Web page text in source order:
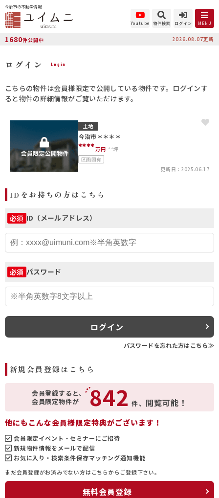
今治市の不動産情報
Youtube 物件検索 ログイン MENU
1680件公開中 2026.08.07更新
ログイン Login
こちらの物件は会員様限定で公開している物件です。ログインす
ると物件の詳細情報がご覧いただけます。
土地
今治市＊＊＊＊
****万円 **坪
区画図有
更新日：2025.06.17
IDをお持ちの方はこちら
必須 ID（メールアドレス）
必須 パスワード
ログイン
パスワードを忘れた方はこちら≫
新規会員登録はこちら
会員登録すると、
会員限定物件が
842 件、 閲覧可能！
他にもこんな会員様限定特典がございます！
会員限定イベント・セミナーにご招待
新規物件情報をメールで配信
お気に入り・検索条件保存マッチング通知機能
まだ会員登録がお済みでない方はこちらからご登録下さい。
無料会員登録